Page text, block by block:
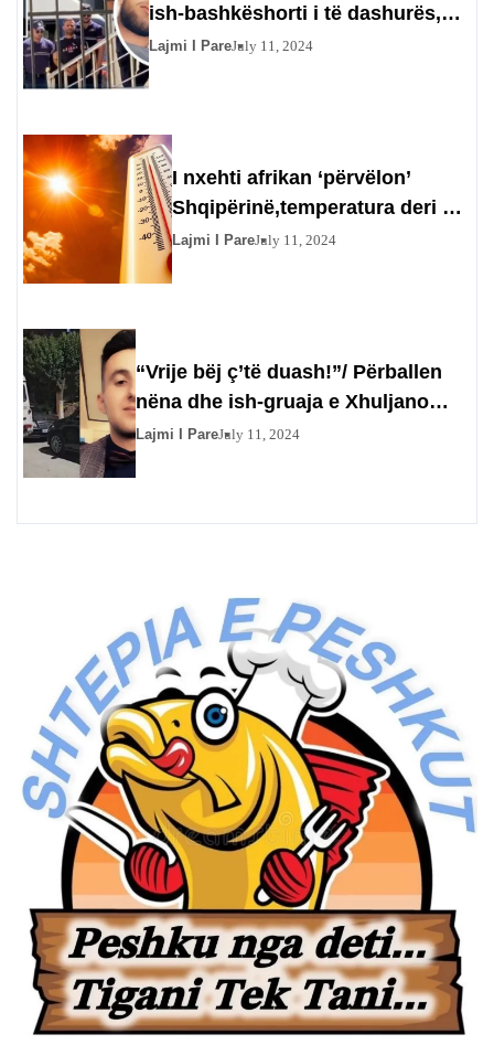
ish-bashkëshorti i të dashurës,
flet nëna e autorit për nënën e
Lajmi I PareJuly 11, 2024
I nxehti afrikan ‘përvëlon’
Shqipërinë,temperatura deri në
44 gradë ditën e nesërme
Lajmi I PareJuly 11, 2024
“Vrije bëj ç’të duash!”/ Përballen
nëna dhe ish-gruaja e Xhuljano
Mihos, 27-vjeçarja: Të tha dua të
Lajmi I PareJuly 11, 2024